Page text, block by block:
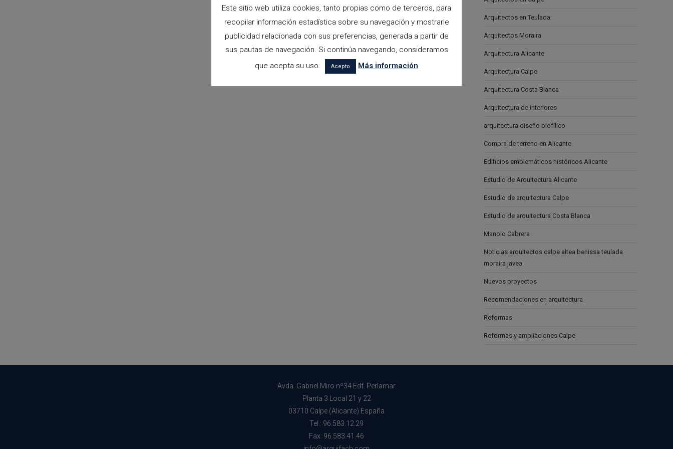
Arquitectos en Teulada
Arquitectos Moraira
Arquitectura Alicante
Arquitectura Calpe
Arquitectura Costa Blanca
Arquitectura de interiores
arquitectura diseño biofílico
Compra de terreno en Alicante
Edificios emblemáticos históricos Alicante
Estudio de Arquitectura Alicante
Estudio de arquitectura Calpe
Estudio de arquitectura Costa Blanca
Manolo Cabrera
Noticias arquitectos calpe altea benissa teulada
moraira javea
Nuevos proyectos
Recomendaciones en arquitectura
Reformas
Reformas y ampliaciones Calpe
Avda. Gabriel Miro nº34 Edf. Perlamar
Planta 3 Local 21 y 22
03710 Calpe (Alicante) España
Tel.: 96.583.12.29
Fax: 96.583.41.46
Este sitio web utiliza cookies, tanto propias como de terceros, para
recopilar información estadística sobre su navegación y mostrarle
publicidad relacionada con sus preferencias, generada a partir de
sus pautas de navegación. Si continúa navegando, consideramos
que acepta su uso.
Acepto Más información